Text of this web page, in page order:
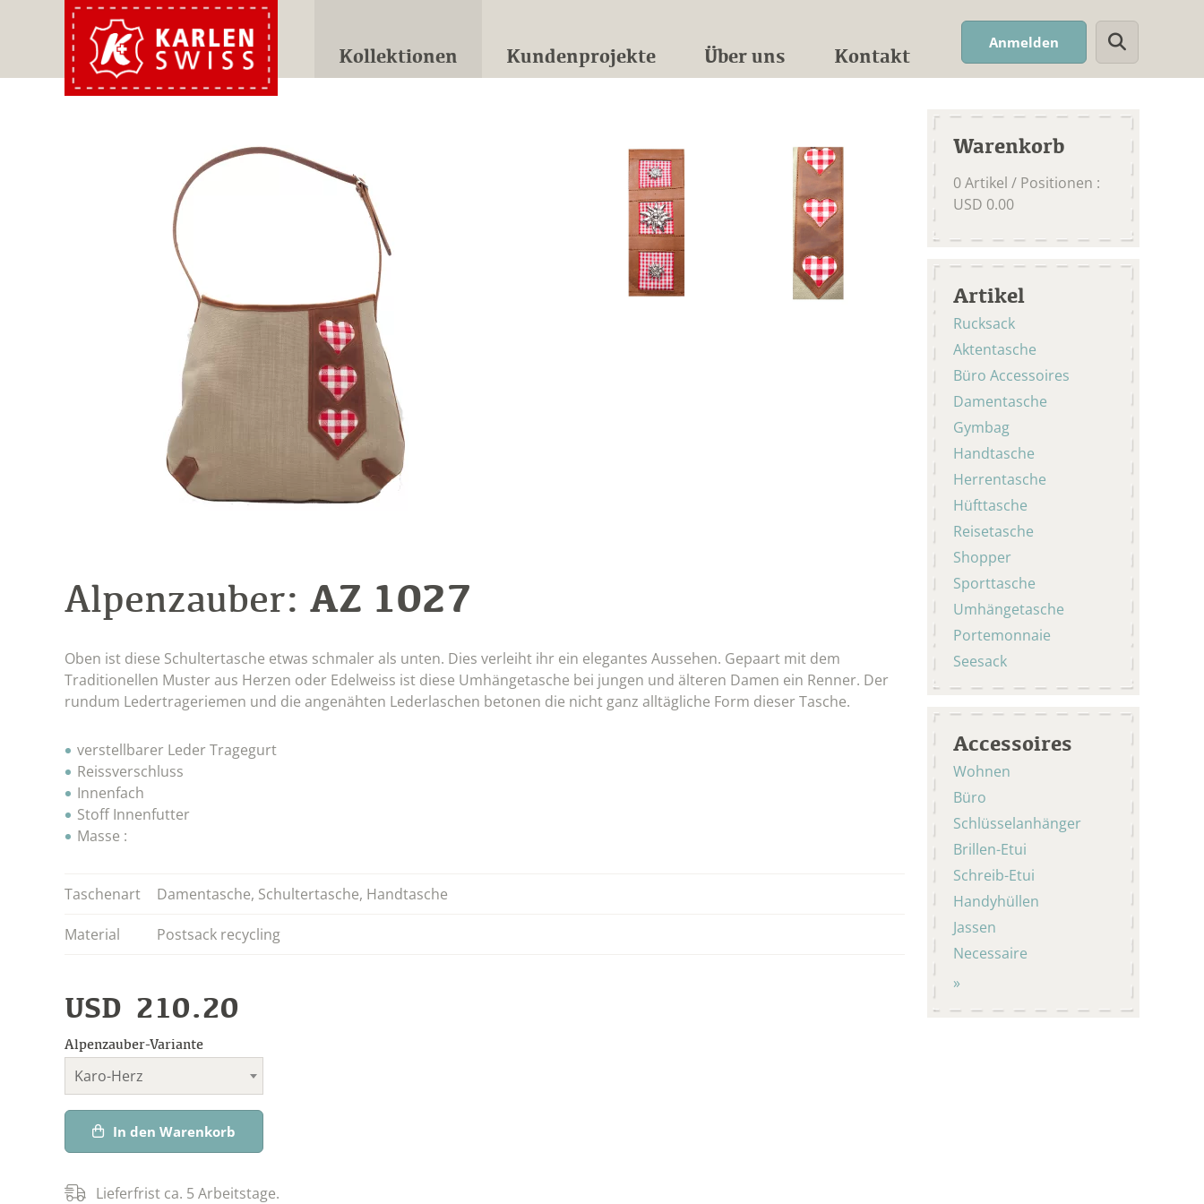
Kollektionen Kundenprojekte Über uns Kontakt
Anmelden Suchwort
Warenkorb
0Artikel / Positionen :
USD 0.00
Artikel
Rucksack
Aktentasche
Büro Accessoires
Damentasche
Gymbag
Handtasche
Herrentasche
Hüfttasche
Reisetasche
Shopper
Sporttasche
Umhängetasche
Portemonnaie
Seesack
Accessoires
Wohnen
Büro
Schlüsselanhänger
Brillen-Etui
Schreib-Etui
Handyhüllen
Jassen
Necessaire
Alpenzauber: AZ 1027
Oben ist diese Schultertasche etwas schmaler als unten. Dies verleiht ihr ein elegantes Aussehen. Gepaart mit dem
Traditionellen Muster aus Herzen oder Edelweiss ist diese Umhängetasche bei jungen und älteren Damen ein Renner. Der
rundum Ledertrageriemen und die angenähten Lederlaschen betonen die nicht ganz alltägliche Form dieser Tasche.
verstellbarer Leder Tragegurt
Reissverschluss
Innenfach
Stoff Innenfutter
Masse :
Taschenart Damentasche, Schultertasche, Handtasche
Material Postsack recycling
USD 210.20
Alpenzauber-Variante
Karo-Herz
In den Warenkorb
Lieferfrist ca. 5 Arbeitstage.